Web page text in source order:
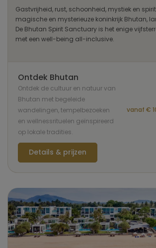
Gastvrijheid, rust, schoonheid, mystiek en
magische en mysterieuze koninkrijk Bhutan,
De Bhutan Spirit Sanctuary is het enige
met een well-being all-inclusive.
Ontdek Bhutan
Ontdek de cultuur en natuur van
Bhutan met begeleide
wandelingen, tempelbezoeken
en wellnessrituelen geïnspireerd
op lokale tradities.
vanaf €
Details & prijzen